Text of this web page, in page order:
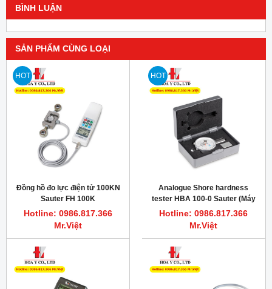
BÌNH LUẬN
SẢN PHẨM CÙNG LOẠI
HOT
Đồng hồ đo lực điện tử 100KN
Sauter FH 100K
Hotline: 0986.817.366
Mr.Việt
HOT
Analogue Shore hardness
tester HBA 100-0 Sauter (Máy
đo độ cứng cao su Shore A)
Hotline: 0986.817.366
Mr.Việt